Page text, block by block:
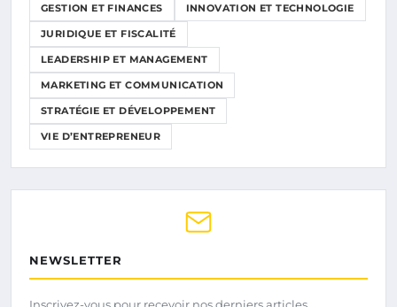
GESTION ET FINANCES INNOVATION ET TECHNOLOGIE
JURIDIQUE ET FISCALITÉ
LEADERSHIP ET MANAGEMENT
MARKETING ET COMMUNICATION
STRATÉGIE ET DÉVELOPPEMENT
VIE D’ENTREPRENEUR
NEWSLETTER